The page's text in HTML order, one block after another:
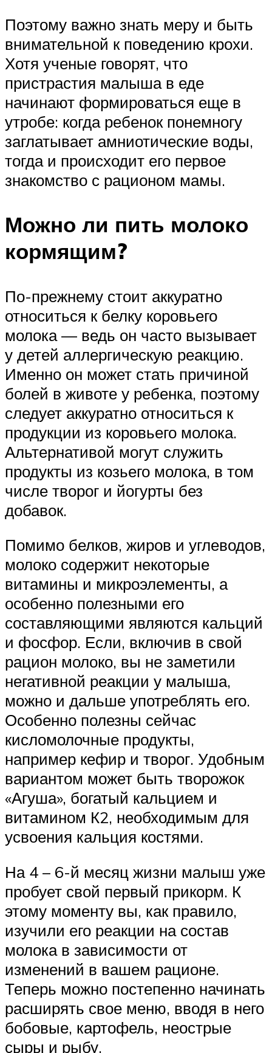
Поэтому важно знать меру и быть
внимательной к поведению крохи.
Хотя ученые говорят, что
пристрастия малыша в еде
начинают формироваться еще в
утробе: когда ребенок понемногу
заглатывает амниотические воды,
тогда и происходит его первое
знакомство с рационом мамы.
Можно ли пить молоко
кормящим?
По-прежнему стоит аккуратно
относиться к белку коровьего
молока — ведь он часто вызывает
у детей аллергическую реакцию.
Именно он может стать причиной
болей в животе у ребенка, поэтому
следует аккуратно относиться к
продукции из коровьего молока.
Альтернативой могут служить
продукты из козьего молока, в том
числе творог и йогурты без
добавок.
Помимо белков, жиров и углеводов,
молоко содержит некоторые
витамины и микроэлементы, а
особенно полезными его
составляющими являются кальций
и фосфор. Если, включив в свой
рацион молоко, вы не заметили
негативной реакции у малыша,
можно и дальше употреблять его.
Особенно полезны сейчас
кисломолочные продукты,
например кефир и творог. Удобным
вариантом может быть творожок
«Агуша», богатый кальцием и
витамином К2, необходимым для
усвоения кальция костями.
На 4 – 6-й месяц жизни малыш уже
пробует свой первый прикорм. К
этому моменту вы, как правило,
изучили его реакции на состав
молока в зависимости от
изменений в вашем рационе.
Теперь можно постепенно начинать
расширять свое меню, вводя в него
бобовые, картофель, неострые
сыры и рыбу.